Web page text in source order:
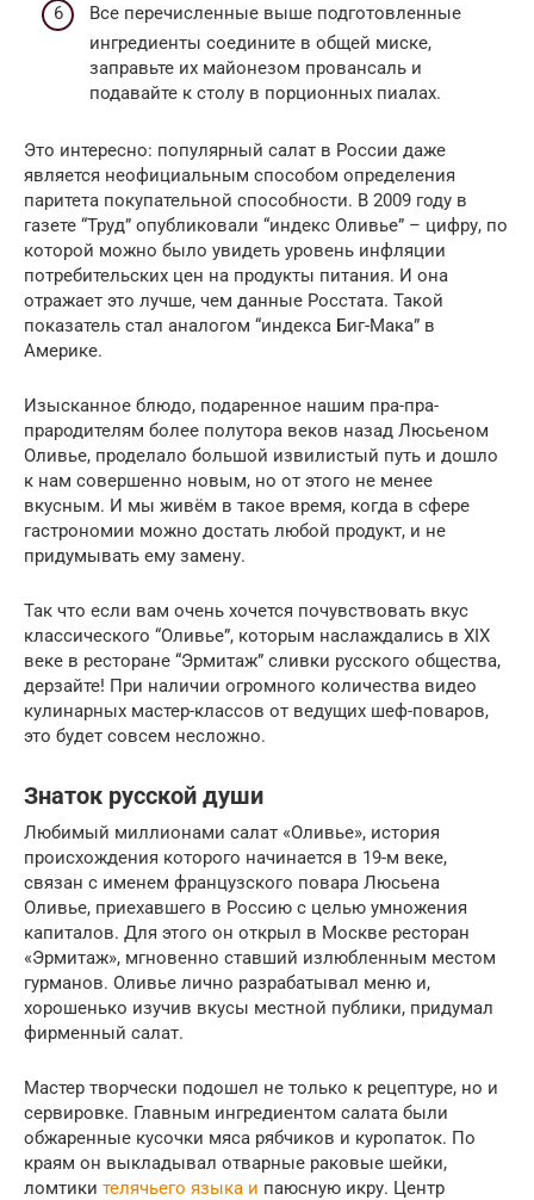
Все перечисленные выше подготовленные
ингредиенты соедините в общей миске,
заправьте их майонезом провансаль и
подавайте к столу в порционных пиалах.
Это интересно: популярный салат в России даже
является неофициальным способом определения
паритета покупательной способности. В 2009 году в
газете “Труд” опубликовали “индекс Оливье” – цифру, по
которой можно было увидеть уровень инфляции
потребительских цен на продукты питания. И она
отражает это лучше, чем данные Росстата. Такой
показатель стал аналогом “индекса Биг-Мака” в
Америке.
Изысканное блюдо, подаренное нашим пра-пра-
прародителям более полутора веков назад Люсьеном
Оливье, проделало большой извилистый путь и дошло
к нам совершенно новым, но от этого не менее
вкусным. И мы живём в такое время, когда в сфере
гастрономии можно достать любой продукт, и не
придумывать ему замену.
Так что если вам очень хочется почувствовать вкус
классического “Оливье”, которым наслаждались в XIX
веке в ресторане “Эрмитаж” сливки русского общества,
дерзайте! При наличии огромного количества видео
кулинарных мастер-классов от ведущих шеф-поваров,
это будет совсем несложно.
Знаток русской души
Любимый миллионами салат «Оливье», история
происхождения которого начинается в 19-м веке,
связан с именем французского повара Люсьена
Оливье, приехавшего в Россию с целью умножения
капиталов. Для этого он открыл в Москве ресторан
«Эрмитаж», мгновенно ставший излюбленным местом
гурманов. Оливье лично разрабатывал меню и,
хорошенько изучив вкусы местной публики, придумал
фирменный салат.
Мастер творчески подошел не только к рецептуре, но и
сервировке. Главным ингредиентом салата были
обжаренные кусочки мяса рябчиков и куропаток. По
краям он выкладывал отварные раковые шейки,
ломтики телячьего языка и паюсную икру. Центр